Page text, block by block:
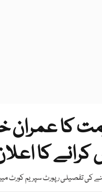
کا
کرانے کا
تفصیلی رپورٹ سپریم کورٹ میں